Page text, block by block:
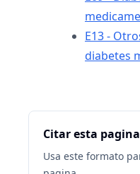
E13 -
diabetes
Citar esta pagina
Usa este formato